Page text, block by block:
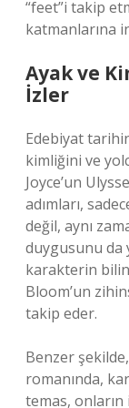
“feet”i takip
katmanlarına
Ayak ve
İzler
Edebiyat
kimliğini ve
Joyce’un
adımları,
değil, aynı
duygusunu da
karakterin
Bloom’un
takip eder.
Benzer
romanında,
temas, onların